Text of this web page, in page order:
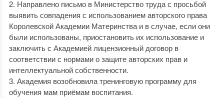
2. Направлено письмо в Министерство труда с просьбой
выявить совпадения с использованием авторского права
Королевской Академии Материнства и в случае, если они
были использованы, приостановить их использование и
заключить с Академией лицензионный договор в
соответствии с нормами о защите авторских прав и
интеллектуальной собственности.
3. Академия возобновила тренинговую программу для
обучения мам приёмам воспитания.